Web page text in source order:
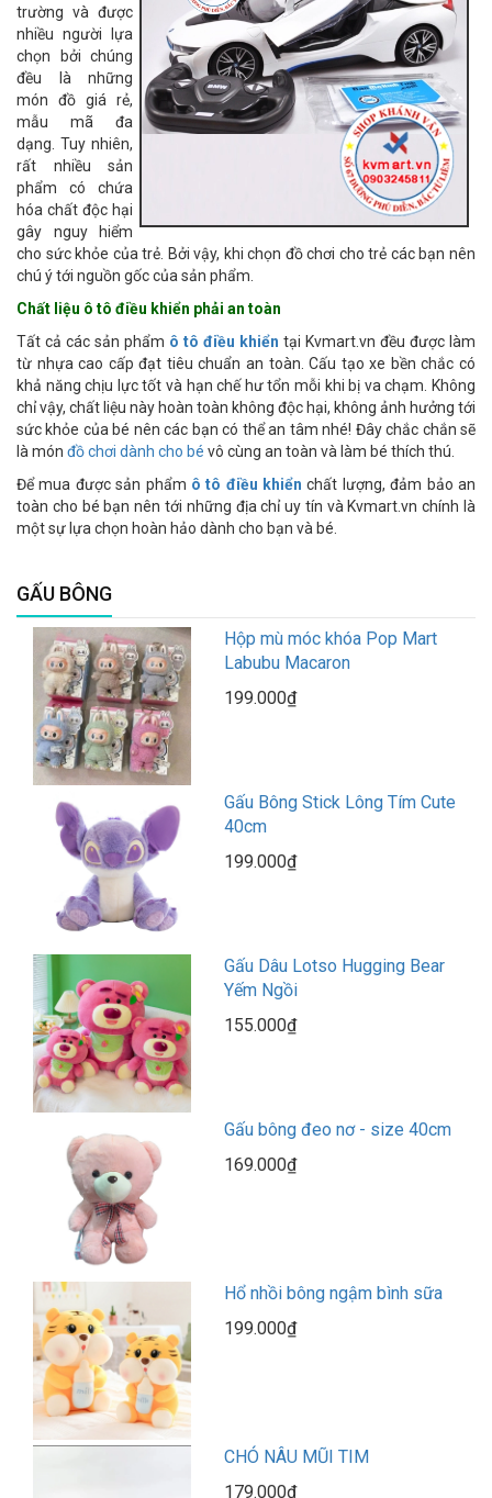
trường và được
nhiều người lựa
chọn bởi chúng
đều là những
món đồ giá rẻ,
mẫu mã đa
dạng. Tuy nhiên,
rất nhiều sản
phẩm có chứa
hóa chất độc hại
gây nguy hiểm
cho sức khỏe của trẻ. Bởi vậy, khi chọn đồ chơi cho trẻ các bạn nên
chú ý tới nguồn gốc của sản phẩm.
Chất liệu ô tô điều khiển phải an toàn
Tất cả các sản phẩm ô tô điều khiển tại Kvmart.vn đều được làm
từ nhựa cao cấp đạt tiêu chuẩn an toàn. Cấu tạo xe bền chắc có
khả năng chịu lực tốt và hạn chế hư tổn mỗi khi bị va chạm. Không
chỉ vậy, chất liệu này hoàn toàn không độc hại, không ảnh hưởng tới
sức khỏe của bé nên các bạn có thể an tâm nhé! Đây chắc chắn sẽ
là món đồ chơi dành cho bé vô cùng an toàn và làm bé thích thú.
Để mua được sản phẩm ô tô điều khiển chất lượng, đảm bảo an
toàn cho bé bạn nên tới những địa chỉ uy tín và Kvmart.vn chính là
một sự lựa chọn hoàn hảo dành cho bạn và bé.
GẤU BÔNG
Hộp mù móc khóa Pop Mart
Labubu Macaron
199.000₫
Gấu Bông Stick Lông Tím Cute
40cm
199.000₫
Gấu Dâu Lotso Hugging Bear
Yếm Ngồi
155.000₫
Gấu bông đeo nơ - size 40cm
169.000₫
Hổ nhồi bông ngậm bình sữa
199.000₫
CHÓ NÂU MŨI TIM
179.000₫